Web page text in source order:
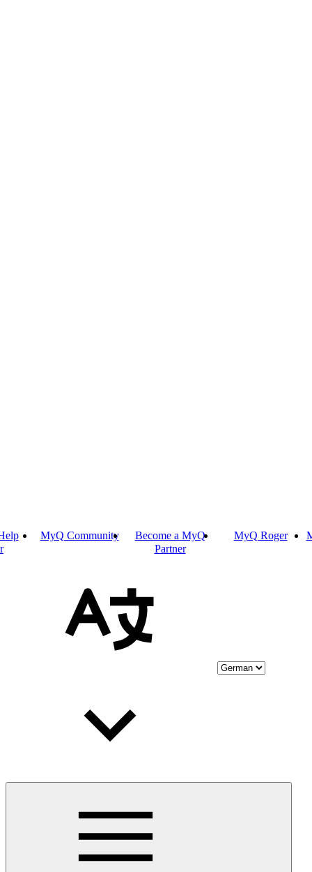
MyQ Community
Become a MyQ
Partner
MyQ Roger